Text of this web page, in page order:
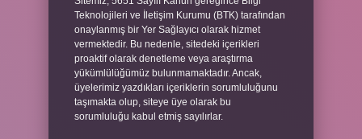
Teknolojileri ve İletişim Kurumu (BTK) tarafından
onaylanmış bir Yer Sağlayıcı olarak hizmet
vermektedir. Bu nedenle, sitedeki içerikleri
proaktif olarak denetleme veya araştırma
yükümlülüğümüz bulunmamaktadır. Ancak,
üyelerimiz yazdıkları içeriklerin sorumluluğunu
taşımakta olup, siteye üye olarak bu
sorumluluğu kabul etmiş sayılırlar.